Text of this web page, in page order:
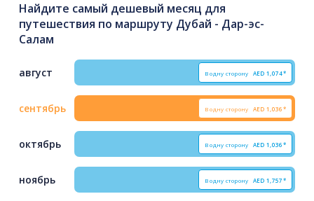
Найдите самый дешевый месяц для
путешествия по маршруту Дубай - Дар-эс-
Салам
август В одну сторону AED 1,074*
сентябрь В одну сторону AED 1,036*
октябрь В одну сторону AED 1,036*
ноябрь В одну сторону AED 1,757*